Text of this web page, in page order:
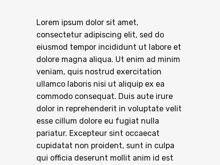
Lorem ipsum dolor sit amet,
consectetur adipiscing elit, sed do
eiusmod tempor incididunt ut labore et
dolore magna aliqua. Ut enim ad minim
veniam, quis nostrud exercitation
ullamco laboris nisi ut aliquip ex ea
commodo consequat. Duis aute irure
dolor in reprehenderit in voluptate velit
esse cillum dolore eu fugiat nulla
pariatur. Excepteur sint occaecat
cupidatat non proident, sunt in culpa
qui officia deserunt mollit anim id est